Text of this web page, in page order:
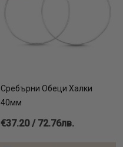
Сребърни Обеци Халки
40мм
€37.20 / 72.76лв.